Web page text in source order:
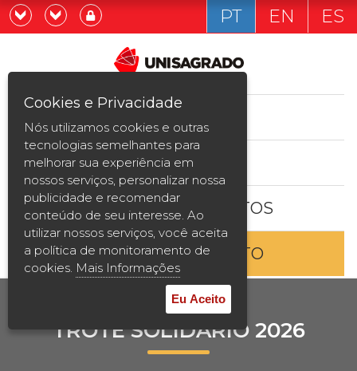
Graduação
Pós-graduação e MBA
Curta Duração
Vestibular
2ª Graduação
Transferência
Reingresso
Já sou estudande
Quero ser estudante
PT EN ES
ESTUDE AQUI
BOLSAS E DESCONTOS
ENTRE EM CONTATO
TROTE SOLIDÁRIO 2026
Cookies e Privacidade
Nós utilizamos cookies e outras
tecnologias semelhantes para
melhorar sua experiência em
nossos serviços, personalizar nossa
publicidade e recomendar
conteúdo de seu interesse. Ao
utilizar nossos serviços, você aceita
a política de monitoramento de
cookies. Mais Informações
Eu Aceito